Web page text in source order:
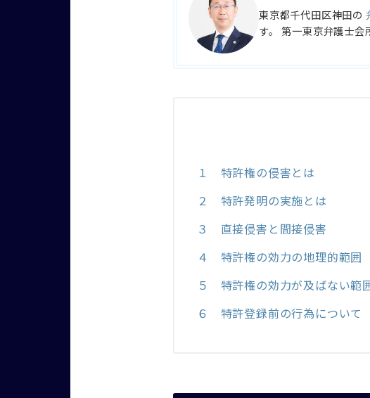
東京都千代田区神田の
す。 第一東京弁護士会
１ 特許権の侵害とは
２ 特許発明の実施とは
３ 直接侵害と間接侵害
４ 特許権の効力の地理的範囲
５ 特許権の効力が及ばない範
６ 特許登録前の行為について